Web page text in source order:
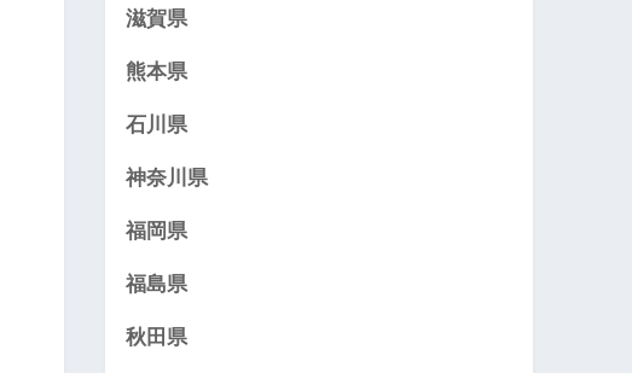
滋賀県
熊本県
石川県
神奈川県
福岡県
福島県
秋田県